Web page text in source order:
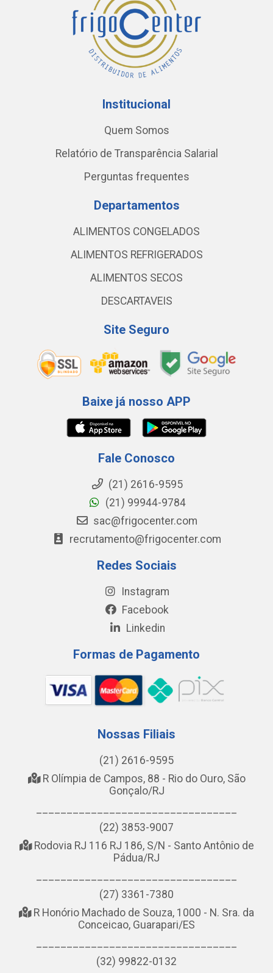
Institucional
Quem Somos
Relatório de Transparência Salarial
Perguntas frequentes
Departamentos
ALIMENTOS CONGELADOS
ALIMENTOS REFRIGERADOS
ALIMENTOS SECOS
DESCARTAVEIS
Site Seguro
Baixe já nosso APP
Fale Conosco
(21) 2616-9595
(21) 99944-9784
sac@frigocenter.com
recrutamento@frigocenter.com
Redes Sociais
Instagram
Facebook
Linkedin
Formas de Pagamento
Nossas Filiais
(21) 2616-9595
R Olímpia de Campos, 88 - Rio do Ouro, São
Gonçalo/RJ
(22) 3853-9007
Rodovia RJ 116 RJ 186, S/N - Santo Antônio de
Pádua/RJ
(27) 3361-7380
R Honório Machado de Souza, 1000 - N. Sra. da
Conceicao, Guarapari/ES
(32) 99822-0132